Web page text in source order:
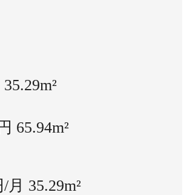
35.29m²
65.94m²
月 35.29m²